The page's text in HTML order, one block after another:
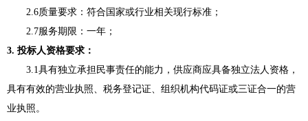
2.6质量要求：符合国家或行业相关现行标准；
2.7服务期限 ： 一年 ；
3. 投标人资格要求：
3.1具有独立承担民事责任的能力，供应商应具备独立法人资格，
具有有效的营业执照、税务登记证、组织机构代码证或三证合一的营
业执照。